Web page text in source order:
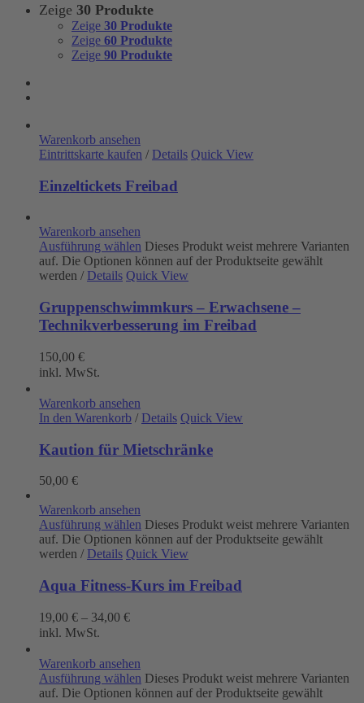
Zeige 30 Produkte
Zeige 30 Produkte
Zeige 60 Produkte
Zeige 90 Produkte
Warenkorb ansehen
Eintrittskarte kaufen / Details Quick View
Einzeltickets Freibad
Warenkorb ansehen
Ausführung wählen Dieses Produkt weist mehrere Varianten
auf. Die Optionen können auf der Produktseite gewählt
werden / Details Quick View
Gruppenschwimmkurs – Erwachsene –
Technikverbesserung im Freibad
150,00 €
inkl. MwSt.
Warenkorb ansehen
In den Warenkorb / Details Quick View
Kaution für Mietschränke
50,00 €
Warenkorb ansehen
Ausführung wählen Dieses Produkt weist mehrere Varianten
auf. Die Optionen können auf der Produktseite gewählt
werden / Details Quick View
Aqua Fitness-Kurs im Freibad
19,00 € – 34,00 €
inkl. MwSt.
Warenkorb ansehen
Ausführung wählen Dieses Produkt weist mehrere Varianten
auf. Die Optionen können auf der Produktseite gewählt